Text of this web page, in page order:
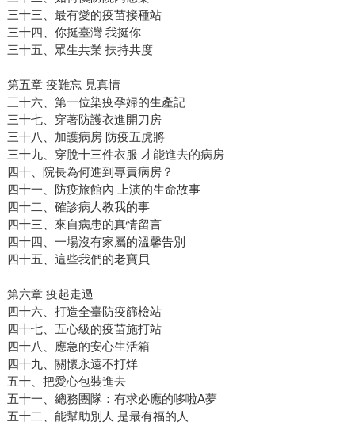
三十三、最有愛的疫苗接種站
三十四、你挺臺灣 我挺你
三十五、眾生共業 扶持共度
第五章 疫難忘 見真情
三十六、第一位染疫孕婦的生產記
三十七、穿著防護衣進開刀房
三十八、加護病房 防疫五虎將
三十九、穿脫十三件衣服 才能進去的病房
四十、院長為何進到專責病房？
四十一、防疫旅館內 上演的生命故事
四十二、確診病人教我的事
四十三、來自病患的真情留言
四十四、一場沒有家屬的溫馨告別
四十五、這些我們的老寶貝
第六章 疫起走過
四十六、打造全臺防疫篩檢站
四十七、五心級的疫苗施打站
四十八、應急的安心生活箱
四十九、關懷永遠不打烊
五十、把愛心包裝進去
五十一、總務團隊：有求必應的哆啦A夢
五十二、能幫助別人 是最有福的人